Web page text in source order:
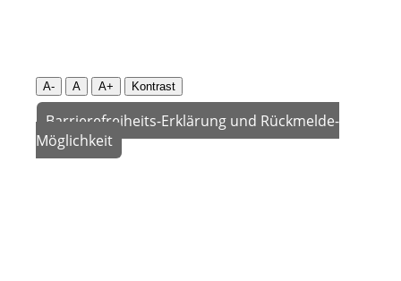
A- A A+ Kontrast
Barrierefreiheits-Erklärung und Rückmelde-
Möglichkeit